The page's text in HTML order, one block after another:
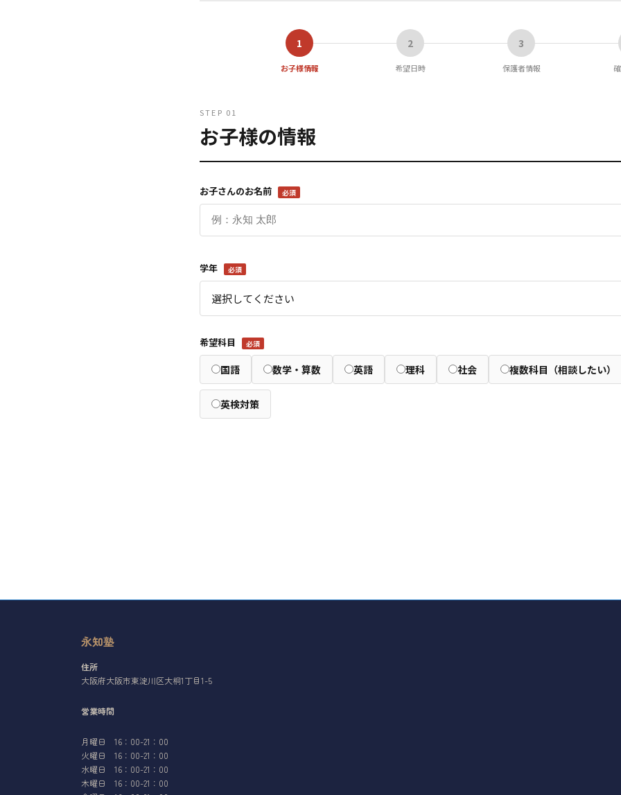
1
お子様情報
2
希望日時
3
保護者情報
STEP 01
お子様の情報
お子さんのお名前 必須
学年 必須
希望科目 必須
国語 数学・算数 英語 理科 社会 複数科目（相談したい）
英検対策
永知塾
住所
大阪府大阪市東淀川区大桐1丁目1-5
営業時間
月曜日 16：00-21：00
火曜日 16：00-21：00
水曜日 16：00-21：00
木曜日 16：00-21：00